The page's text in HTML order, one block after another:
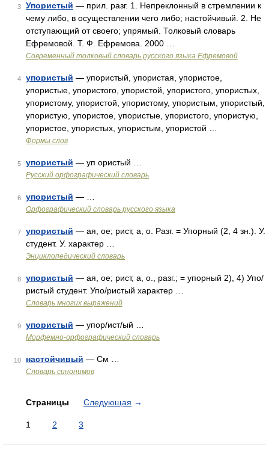
3 Упористый — прил. разг. 1. Непреклонный в стремлении к
чему либо, в осуществлении чего либо; настойчивый. 2. Не
отступающий от своего; упрямый. Толковый словарь
Ефремовой. Т. Ф. Ефремова. 2000 …
Современный толковый словарь русского языка Ефремовой
4 упористый — упористый, упористая, упористое,
упористые, упористого, упористой, упористого, упористых,
упористому, упористой, упористому, упористым, упористый,
упористую, упористое, упористые, упористого, упористую,
упористое, упористых, упористым, упористой …
Формы слов
5 упористый — уп ористый …
Русский орфографический словарь
6 упористый — …
Орфографический словарь русского языка
7 упористый — ая, ое; рист, а, о. Разг. = Упорный (2, 4 зн.). У.
студент. У. характер …
Энциклопедический словарь
8 упористый — ая, ое; рист, а, о., разг.; = упорный 2), 4) Упо/
ристый студент. Упо/ристый характер …
Словарь многих выражений
9 упористый — упор/ист/ый …
Морфемно-орфографический словарь
10 настойчивый — См …
Словарь синонимов
Страницы Следующая →
1 2 3